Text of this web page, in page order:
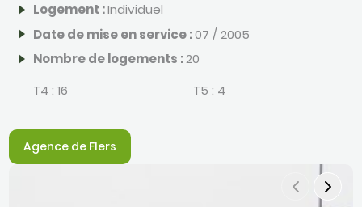
Logement :Individuel
Date de mise en service :07 / 2005
Nombre de logements :20
T4 :16 T5 : 4
Agence de Flers